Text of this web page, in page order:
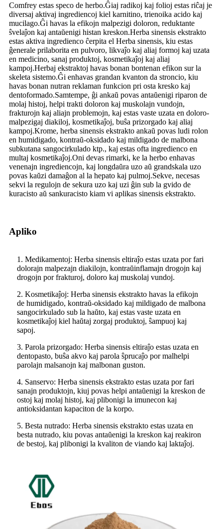
Comfrey estas speco de herbo.Ĝiaj radikoj kaj folioj estas riĉaj je
diversaj aktivaj ingrediencoj kiel karnitino, trienoika acido kaj
mucilago.Ĝi havas la efikojn malpezigi doloron, reduktante
ŝvelaĵon kaj antaŭenigi histan kreskon.Herba sinensis ekstrakto
estas aktiva ingredienco ĉerpita el Herba sinensis, kiu estas
ĝenerale prilaborita en pulvoro, likvaĵo kaj aliaj formoj kaj uzata
en medicino, sanaj produktoj, kosmetikaĵoj kaj aliaj
kampoj.Herbaj ekstraktoj havas bonan bontenan efikon sur la
skeleta sistemo.Ĝi enhavas grandan kvanton da stroncio, kiu
havas bonan nutran reklaman funkcion pri osta kresko kaj
dentoformado.Samtempe, ĝi ankaŭ povas antaŭenigi riparon de
molaj histoj, helpi trakti doloron kaj muskolajn vundojn,
frakturojn kaj aliajn problemojn, kaj estas vaste uzata en doloro-
malpezigaj diakiloj, kosmetikaĵoj, buŝa prizorgado kaj aliaj
kampoj.Krome, herba sinensis ekstrakto ankaŭ povas ludi rolon
en humidigado, kontraŭ-oksidado kaj mildigado de malbona
subkutana sangocirkulado ktp., kaj estas ofta ingredienco en
multaj kosmetikaĵoj.Oni devas rimarki, ke la herbo enhavas
venenajn ingrediencojn, kaj longdaŭra uzo aŭ grandskala uzo
povas kaŭzi damaĝon al la hepato kaj pulmoj.Sekve, necesas
sekvi la regulojn de sekura uzo kaj uzi ĝin sub la gvido de
kuracisto aŭ sankuracisto kiam vi aplikas sinensis ekstrakto.
Apliko
1. Medikamentoj: Herba sinensis eltiraĵo estas uzata por fari
dolorajn malpezajn diakilojn, kontraŭinflamajn drogojn kaj
drogojn por frakturoj, doloro kaj muskolaj vundoj.
2. Kosmetikaĵoj: Herba sinensis ekstrakto havas la efikojn
de humidigado, kontraŭ-oksidado kaj mildigado de malbona
sangocirkulado sub la haŭto, kaj estas vaste uzata en
kosmetikaĵoj kiel haŭtaj zorgaj produktoj, ŝampuoj kaj
sapoj.
3. Parola prizorgado: Herba sinensis eltiraĵo estas uzata en
dentopasto, buŝa akvo kaj parola ŝprucaĵo por malhelpi
parolajn malsanojn kaj malbonan guston.
4. Sanservo: Herba sinensis ekstrakto estas uzata por fari
sanajn produktojn, kiuj povas helpi antaŭenigi la kreskon de
ostoj kaj molaj histoj, kaj plibonigi la imunecon kaj
antioksidantan kapaciton de la korpo.
5. Besta nutrado: Herba sinensis ekstrakto estas uzata en
besta nutrado, kiu povas antaŭenigi la kreskon kaj reakiron
de bestoj, kaj plibonigi la kvaliton de viando kaj laktaĵoj.